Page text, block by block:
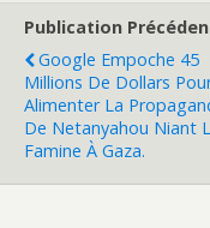
Publication
Google Empoche 45
Millions De Dollars
Alimenter La
De Netanyahou Niant
Famine À Gaza.